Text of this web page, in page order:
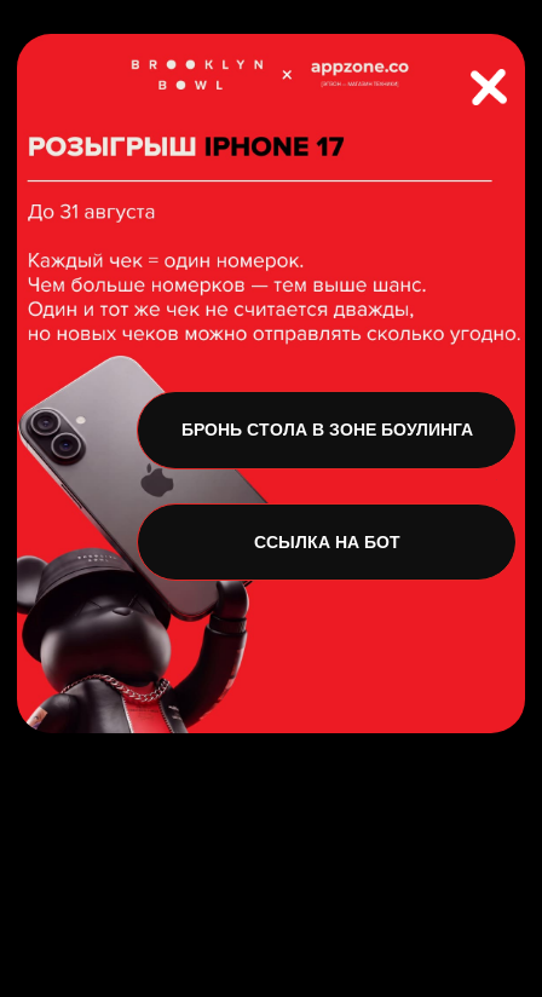
Санкт-Петербург
РОК-Н РОЛЛ #ВБРУКЛИНЕ
Живая музыка, стендапы комиков с ТНТ, мастер-
классы для детей и многое другое ;)
БРОНЬ СТОЛА В ЗОНЕ БОУЛИНГА
БРОНЬ СТОЛА В ЗОНЕ БОУЛИНГА